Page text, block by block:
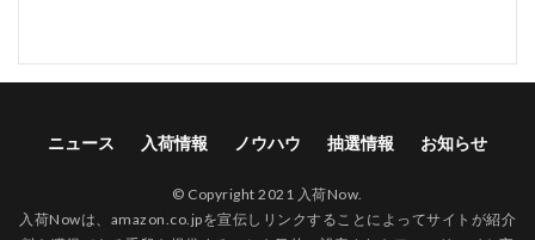
ニュース 入荷情報 ノウハウ 抽選情報 お知らせ
© Copyright 2021 入荷Now.
入荷Nowは、amazon.co.jpを宣伝しリンクすることによってサイトが紹介